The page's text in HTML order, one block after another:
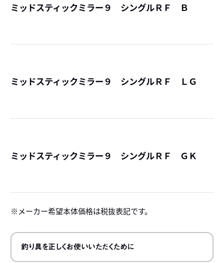
ミッドスティックミラー９ シングルＲＦ Ｂ
ミッドスティックミラー９ シングルＲＦ ＬＧ
ミッドスティックミラー９ シングルＲＦ ＧＫ
メーカー希望本体価格は税抜表記です。
釣り具を正しくお使いいただくために